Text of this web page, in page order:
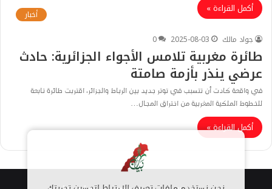
أكمل القراءة »
أخبار
جواد مالك
2025-08-03
0
طائرة مغربية تلامس الأجواء الجزائرية: حادث
عرضي ينذر بأزمة صامتة
في واقعة كادت أن تتسبب في توتر جديد بين الرباط والجزائر، اقتربت طائرة تابعة
للخطوط الملكية المغربية من اختراق المجال…
أكمل القراءة »